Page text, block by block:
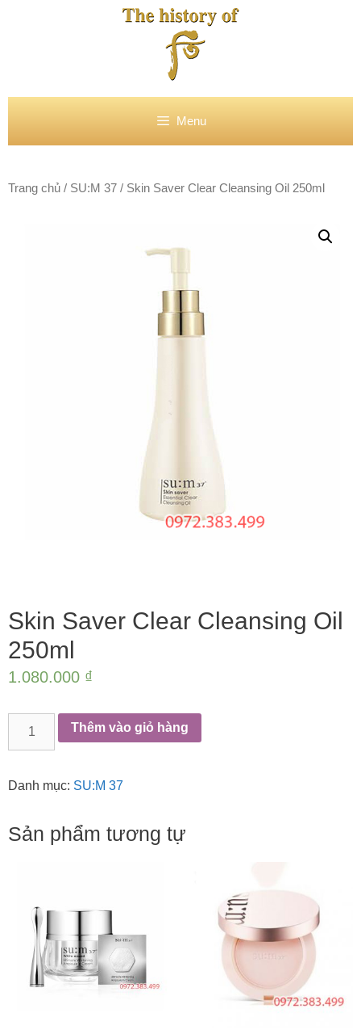
Menu
Trang chủ / SU:M 37 / Skin Saver Clear Cleansing Oil 250ml
Skin Saver Clear Cleansing Oil
250ml
1.080.000 ₫
Cleansing
số
Thêm vào giỏ hàng
Danh mục: SU:M 37
Sản phẩm tương tự